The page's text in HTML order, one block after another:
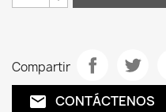
Compartir
email CONTÁCTENOS